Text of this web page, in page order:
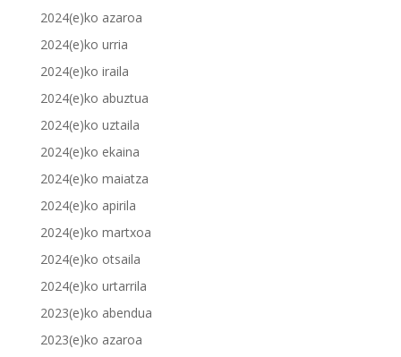
2024(e)ko azaroa
2024(e)ko urria
2024(e)ko iraila
2024(e)ko abuztua
2024(e)ko uztaila
2024(e)ko ekaina
2024(e)ko maiatza
2024(e)ko apirila
2024(e)ko martxoa
2024(e)ko otsaila
2024(e)ko urtarrila
2023(e)ko abendua
2023(e)ko azaroa